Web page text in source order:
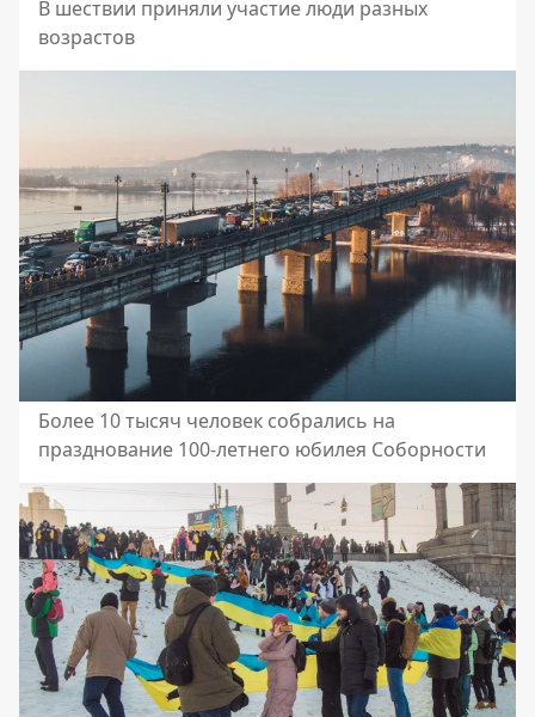
В шествии приняли участие люди разных
возрастов
Более 10 тысяч человек собрались на
празднование 100-летнего юбилея Соборности